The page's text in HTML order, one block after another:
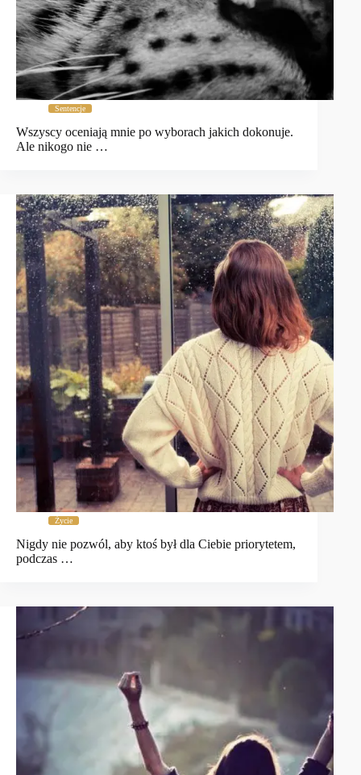
Sentencje
Wszyscy oceniają mnie po wyborach jakich dokonuje.
Ale nikogo nie …
Życie
Nigdy nie pozwól, aby ktoś był dla Ciebie priorytetem,
podczas …